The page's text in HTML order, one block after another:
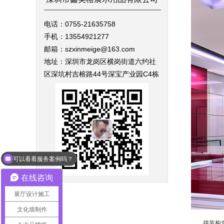
电话：0755-21635758
手机：13554921277
邮箱：szxinmeige@163.com
地址：深圳市龙岗区横岗街道六约社
区深坑村吉榕路44号深宝产业园C4栋
在线咨询
展厅设计施工
文化墙制作
可以看看服务案例吗？